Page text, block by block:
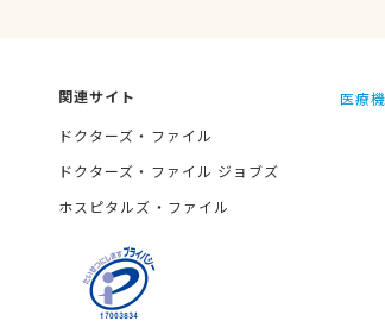
関連サイト
ドクターズ・ファイル
ドクターズ・ファイル ジョブズ
ホスピタルズ・ファイル
医療